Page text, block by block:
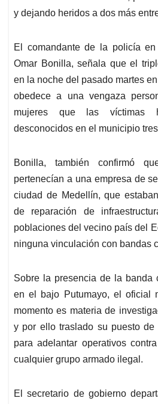
y dejando heridos a dos más
El comandante de la policía en
Omar Bonilla, señala que el
en la noche del pasado martes
obedece a una vengaza
mujeres que las víctimas
desconocidos en el municipio
Bonilla, también confirmó
pertenecían a una empresa de
ciudad de Medellín, que
de reparación de
poblaciones del vecino país del
ninguna vinculación con bandas
Sobre la presencia de la banda
en el bajo Putumayo, el oficial
momento es materia de
y por ello traslado su puesto de
para adelantar operativos
cualquier grupo armado ilegal.
El secretario de gobierno